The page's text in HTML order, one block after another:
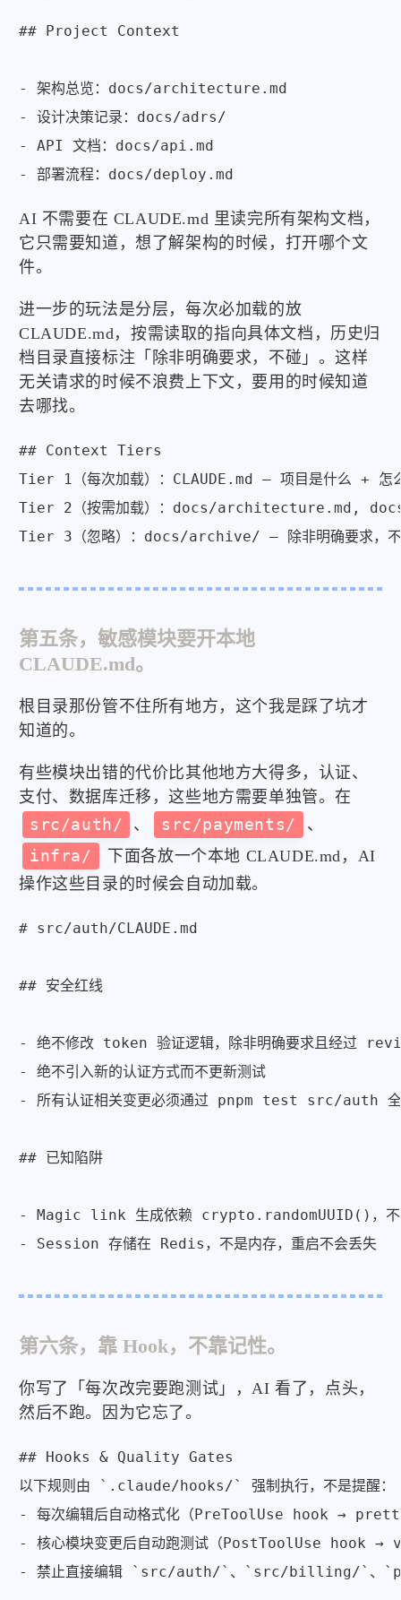
## Project Context
- 架构总览：docs/architecture.md
- 设计决策记录：docs/adrs/
- API 文档：docs/api.md
- 部署流程：docs/deploy.md
AI 不需要在 CLAUDE.md 里读完所有架构文档，
它只需要知道，想了解架构的时候，打开哪个文
件。
进一步的玩法是分层，每次必加载的放
CLAUDE.md，按需读取的指向具体文档，历史归
档目录直接标注「除非明确要求，不碰」。这样
无关请求的时候不浪费上下文，要用的时候知道
去哪找。
## Context Tiers
Tier 1（每次加载）：CLAUDE.md — 项目是什么 + 怎
Tier 2（按需加载）：docs/architecture.md,
Tier 3（忽略）：docs/archive/ — 除非明确要求，
第五条，敏感模块要开本地
CLAUDE.md。
根目录那份管不住所有地方，这个我是踩了坑才
知道的。
有些模块出错的代价比其他地方大得多，认证、
支付、数据库迁移，这些地方需要单独管。在
src/auth/
、 src/payments/
、
infra/
下面各放一个本地 CLAUDE.md，AI
操作这些目录的时候会自动加载。
# src/auth/CLAUDE.md
## 安全红线
- 绝不修改 token 验证逻辑，除非明确要求且经过
- 绝不引入新的认证方式而不更新测试
- 所有认证相关变更必须通过 pnpm test src/auth 全
## 已知陷阱
- Magic link 生成依赖 crypto.randomUUID()，不要
- Session 存储在 Redis，不是内存，重启不会丢失
第六条，靠 Hook，不靠记性。
你写了「每次改完要跑测试」，AI 看了，点头，
然后不跑。因为它忘了。
## Hooks & Quality Gates
以下规则由 `.claude/hooks/` 强制执行，不是提醒：
- 每次编辑后自动格式化（PreToolUse hook →
- 核心模块变更后自动跑测试（PostToolUse
- 禁止直接编辑 `src/auth/`、`src/billing/`、